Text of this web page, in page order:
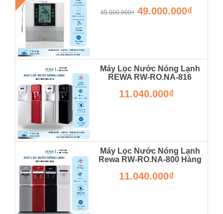
65.000.000₫ 49.000.000₫
Máy Lọc Nước Nóng Lạnh
REWA RW-RO.NA-816
RW-RO.NA-820
11.040.000₫
Máy Lọc Nước Nóng Lạnh
Rewa RW-RO.NA-800 Hàng
RW-RO.NA-800
11.040.000₫